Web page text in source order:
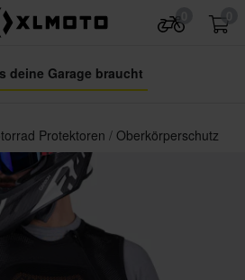
deine Garage braucht
Protektoren Oberkörperschutz